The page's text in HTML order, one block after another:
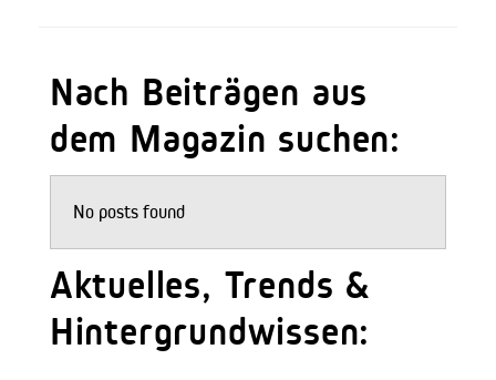
Nach Beiträgen aus
dem Magazin suchen:
No posts found
Aktuelles, Trends &
Hintergrundwissen: